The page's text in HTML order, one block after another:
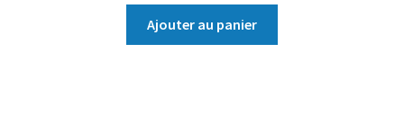
Ajouter au panier